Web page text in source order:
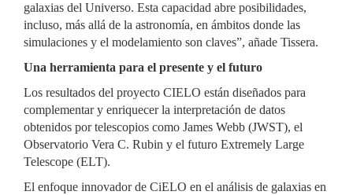
galaxias del Universo. Esta capacidad abre posibilidades,
incluso, más allá de la astronomía, en ámbitos donde las
simulaciones y el modelamiento son claves”, añade Tissera.
Una herramienta para el presente y el futuro
Los resultados del proyecto CIELO están diseñados para
complementar y enriquecer la interpretación de datos
obtenidos por telescopios como James Webb (JWST), el
Observatorio Vera C. Rubin y el futuro Extremely Large
Telescope (ELT).
El enfoque innovador de CiELO en el análisis de galaxias en